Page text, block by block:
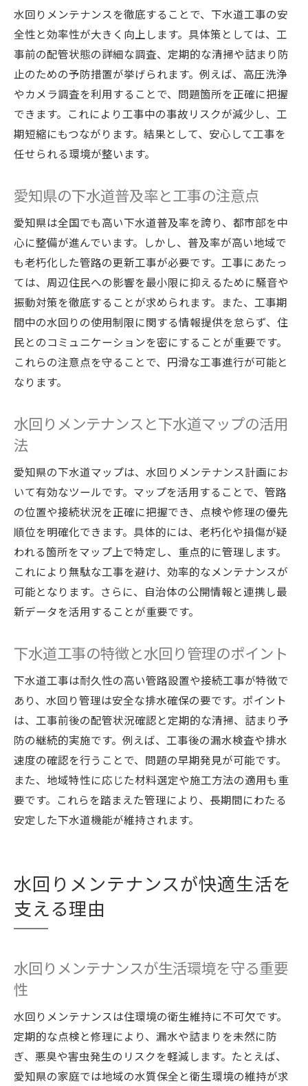
イント
工事費用の目安と水回り管理のコツを解説
下水道工事と水回りメンテナンスの手順ガ
イド
愛知県での下水道手続きと水回り費用比較
水回りメンテナンスで費用負担を抑える方
法
工事費用と水回り点検の重要ポイント紹介
愛知県下水道普及率と水回りメンテナンス
の関係
下水道普及と水回り管理が環境に与える影
響
水回りメンテナンスが持続可能な生活を支
える理由
愛知県の環境対策と下水道計画の現状
下水道工事と水回りケアがもたらす環境保
感
下水道工事中も快適な水回りメンテナンス
法
トイレ利用時の注意点と水回り対策のコツ
工事期間中の水回り管理で困らない方法
下水道工事中の生活と水回りメンテナンス
事例
水回りメンテナンスで不便を最小限に抑え
る工夫
メンテナンス費用を抑える実践的なポイント
水回りメンテナンス費用を抑える方法とは
下水道工事と水回りのコスト削減テクニッ
ク
水回りメンテナンスで無駄な出費を防ぐポ
イント
愛知県の水回り管理で賢く費用を節約する
定期的な水回りメンテナンスが費用対策に
訣
安心の水回り維持に役立つ下水道計画の知識
愛知県の下水道計画で快適な水回りを維持
下水道工事後の水回り維持と計画の重要性
水回りメンテナンスが長期的な安心につな
がる
水回りメンテナンスを徹底することで、下水道工事の安
全性と効率性が大きく向上します。具体策としては、工
事前の配管状態の詳細な調査、定期的な清掃や詰まり防
止のための予防措置が挙げられます。例えば、高圧洗浄
やカメラ調査を利用することで、問題箇所を正確に把握
できます。これにより工事中の事故リスクが減少し、工
期短縮にもつながります。結果として、安心して工事を
任せられる環境が整います。
愛知県の下水道普及率と工事の注意点
愛知県は全国でも高い下水道普及率を誇り、都市部を中
心に整備が進んでいます。しかし、普及率が高い地域で
も老朽化した管路の更新工事が必要です。工事にあたっ
ては、周辺住民への影響を最小限に抑えるために騒音や
振動対策を徹底することが求められます。また、工事期
間中の水回りの使用制限に関する情報提供を怠らず、住
民とのコミュニケーションを密にすることが重要です。
これらの注意点を守ることで、円滑な工事進行が可能と
なります。
水回りメンテナンスと下水道マップの活用
法
愛知県の下水道マップは、水回りメンテナンス計画にお
いて有効なツールです。マップを活用することで、管路
の位置や接続状況を正確に把握でき、点検や修理の優先
順位を明確化できます。具体的には、老朽化や損傷が疑
われる箇所をマップ上で特定し、重点的に管理します。
これにより無駄な工事を避け、効率的なメンテナンスが
可能となります。さらに、自治体の公開情報と連携し最
新データを活用することが重要です。
下水道工事の特徴と水回り管理のポイント
下水道工事は耐久性の高い管路設置や接続工事が特徴で
あり、水回り管理は安全な排水確保の要です。ポイント
は、工事前後の配管状況確認と定期的な清掃、詰まり予
防の継続的実施です。例えば、工事後の漏水検査や排水
速度の確認を行うことで、問題の早期発見が可能です。
また、地域特性に応じた材料選定や施工方法の適用も重
要です。これらを踏まえた管理により、長期間にわたる
安定した下水道機能が維持されます。
水回りメンテナンスが快適生活を
支える理由
水回りメンテナンスが生活環境を守る重要
性
水回りメンテナンスは住環境の衛生維持に不可欠です。
定期的な点検と修理により、漏水や詰まりを未然に防
ぎ、悪臭や害虫発生のリスクを軽減します。たとえば、
愛知県の家庭では地域の水質保全と衛生環境の維持が求